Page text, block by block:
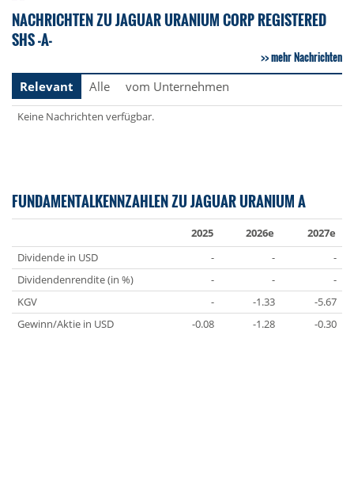
NACHRICHTEN ZU JAGUAR URANIUM CORP REGISTERED
SHS -A-
mehr Nachrichten
Relevant
Alle vom Unternehmen
Keine Nachrichten verfügbar.
FUNDAMENTALKENNZAHLEN ZU JAGUAR URANIUM A
2025 2026e
2027e
Dividende in USD
- -
-
Dividendenrendite (in %)
- -
-
KGV
- -1.33
-5.67
Gewinn/Aktie in USD
-0.08 -1.28 -0.30